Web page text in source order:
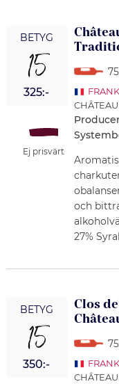
BETYG
15
325:-
Ej prisvärt
och
27%
BETYG
15
350:-
Clos